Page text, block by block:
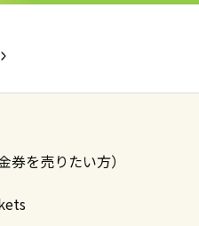
券を売りたい方）